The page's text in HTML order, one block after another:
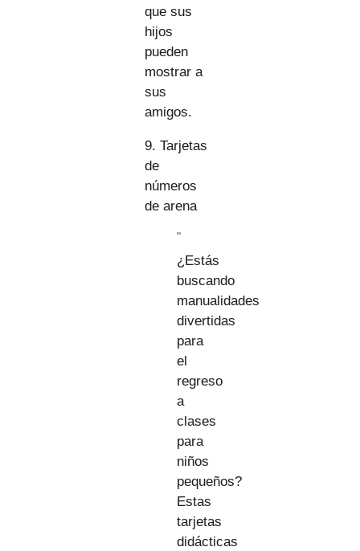
que sus
hijos
pueden
mostrar a
sus
amigos.
9. Tarjetas
de
números
de arena
¿Estás
buscando
manualidades
divertidas
para
el
regreso
a
clases
para
niños
pequeños?
Estas
tarjetas
didácticas